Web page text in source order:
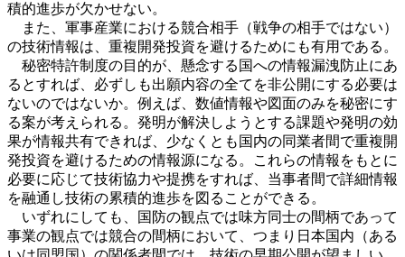
積的進歩が欠かせない。
また、軍事産業における競合相手（戦争の相手ではない）
の技術情報は、重複開発投資を避けるためにも有用である。
秘密特許制度の目的が、懸念する国への情報漏洩防止にあ
るとすれば、必ずしも出願内容の全てを非公開にする必要は
ないのではないか。例えば、数値情報や図面のみを秘密にす
る案が考えられる。発明が解決しようとする課題や発明の効
果が情報共有できれば、少なくとも国内の同業者間で重複開
発投資を避けるための情報源になる。これらの情報をもとに
必要に応じて技術協力や提携をすれば、当事者間で詳細情報
を融通し技術の累積的進歩を図ることができる。
いずれにしても、国防の観点では味方同士の間柄であって
事業の観点では競合の間柄において、つまり日本国内（ある